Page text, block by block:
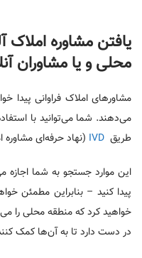
یافتن مشاوره املاک
محلی و یا مشاوران
مشاور‌های املاک فراوانی پیدا
می‌دهند. شما می‌توانید با
طریق IVD (نهاد حرفه‌ای مشاوره
این موارد جستجو به شما اجازه
پیدا کنید – بنابراین مطمئن
خواهید کرد که منطقه محلی را
در دست دارد تا به آن‌ها کمک